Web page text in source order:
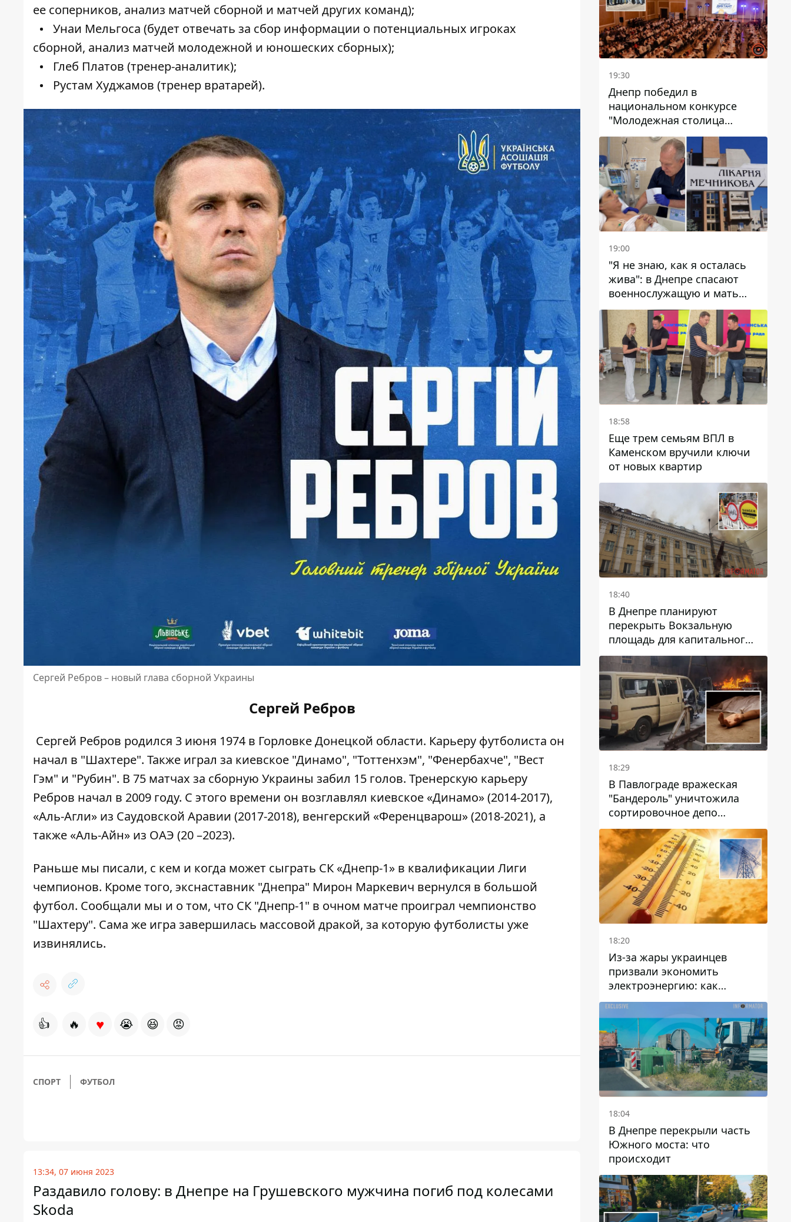
ее соперников, анализ матчей сборной и матчей других команд);
Унаи Мельгоса (будет отвечать за сбор информации о потенциальных игроках
сборной, анализ матчей молодежной и юношеских сборных);
Глеб Платов (тренер-аналитик);
Рустам Худжамов (тренер вратарей).
Сергей Ребров – новый глава сборной Украины
Сергей Ребров
Сергей Ребров родился 3 июня 1974 в Горловке Донецкой области. Карьеру футболиста он
начал в "Шахтере". Также играл за киевское "Динамо", "Тоттенхэм", "Фенербахче", "Вест
Гэм" и "Рубин". В 75 матчах за сборную Украины забил 15 голов. Тренерскую карьеру
Ребров начал в 2009 году. С этого времени он возглавлял киевское «Динамо»(2014-2017),
«Аль-Агли» из Саудовской Аравии (2017-2018), венгерский «Ференцварош» (2018-2021), а
также «Аль-Айн» из ОАЭ (20 –2023).
Раньше мы писали, с кем и когда может сыграть СК «Днепр-1» в квалификации Лиги
чемпионов. Кроме того, экснаставник "Днепра" Мирон Маркевич вернулся в большой
футбол. Сообщали мы и о том, что СК "Днепр-1" в очном матче проиграл чемпионство
"Шахтеру". Сама же игра завершилась массовой дракой, за которую футболисты уже
извинялись.
👍 🔥 ♥ 😭 😆 😡
СПОРТ ФУТБОЛ
13:34, 07 июня 2023
Раздавило голову: в Днепре на Грушевского мужчина погиб под колесами
Skoda
19:30
Днепр победил в
национальном конкурсе
"Молодежная столица
Украины – 2026"
19:00
"Я не знаю, как я осталась
жива": в Днепре спасают
военнослужащую и мать
четверых детей, которую
ранил КАБ
18:58
Еще трем семьям ВПЛ в
Каменском вручили ключи
от новых квартир
18:40
В Днепре планируют
перекрыть Вокзальную
площадь для капитального
ремонта дома, в который
попала вражеская ракета:
какие сроки
18:29
В Павлограде вражеская
"Бандероль" уничтожила
сортировочное депо
"Укрпошти" и убила двух
работниц
18:20
Из-за жары украинцев
призвали экономить
электроэнергию: как
избежать перегрузки сетей
18:04
В Днепре перекрыли часть
Южного моста: что
происходит